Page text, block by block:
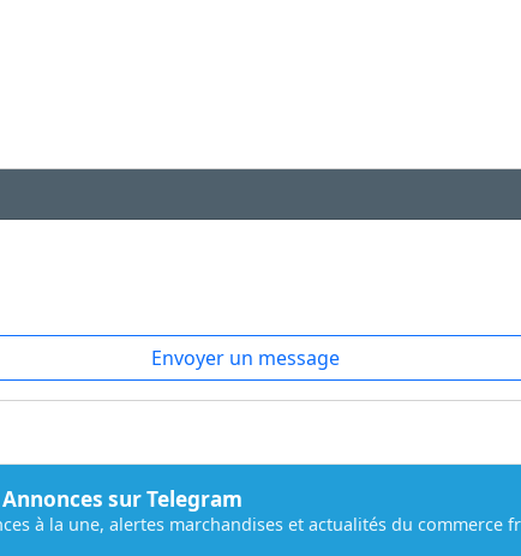
Envoyer un message
Annonces sur Telegram
à la une, alertes marchandises et actualités du commerce